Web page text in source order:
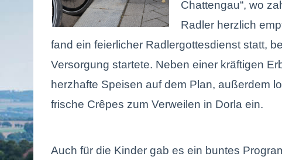
Chattengau“, wo
Radler herzlich
fand ein feierlicher Radlergottesdienst statt,
Versorgung startete. Neben einer kräftigen
herzhafte Speisen auf dem Plan, außerdem
frische Crêpes zum Verweilen in Dorla ein.
Auch für die Kinder gab es ein buntes